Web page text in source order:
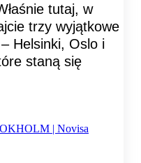
tutaj, w
trzy wyjątkowe
Helsinki, Oslo i
staną się
| Novisa